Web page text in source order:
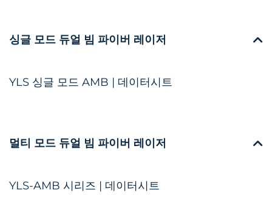
싱글 모드 듀얼 빔 파이버 레이저
YLS 싱글 모드 AMB | 데이터시트
멀티 모드 듀얼 빔 파이버 레이저
YLS-AMB 시리즈 | 데이터시트